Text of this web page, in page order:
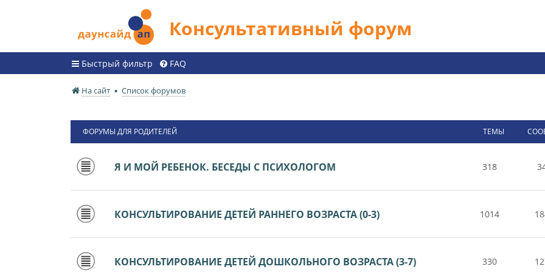
Консультативный форум
Быстрый фильтр FAQ
На сайт Список форумов
ФОРУМЫ ДЛЯ РОДИТЕЛЕЙ ТЕМЫ
Я И МОЙ РЕБЕНОК. БЕСЕДЫ С ПСИХОЛОГОМ 318
КОНСУЛЬТИРОВАНИЕ ДЕТЕЙ РАННЕГО ВОЗРАСТА (0-3) 1014
КОНСУЛЬТИРОВАНИЕ ДЕТЕЙ ДОШКОЛЬНОГО ВОЗРАСТА (3-7) 330